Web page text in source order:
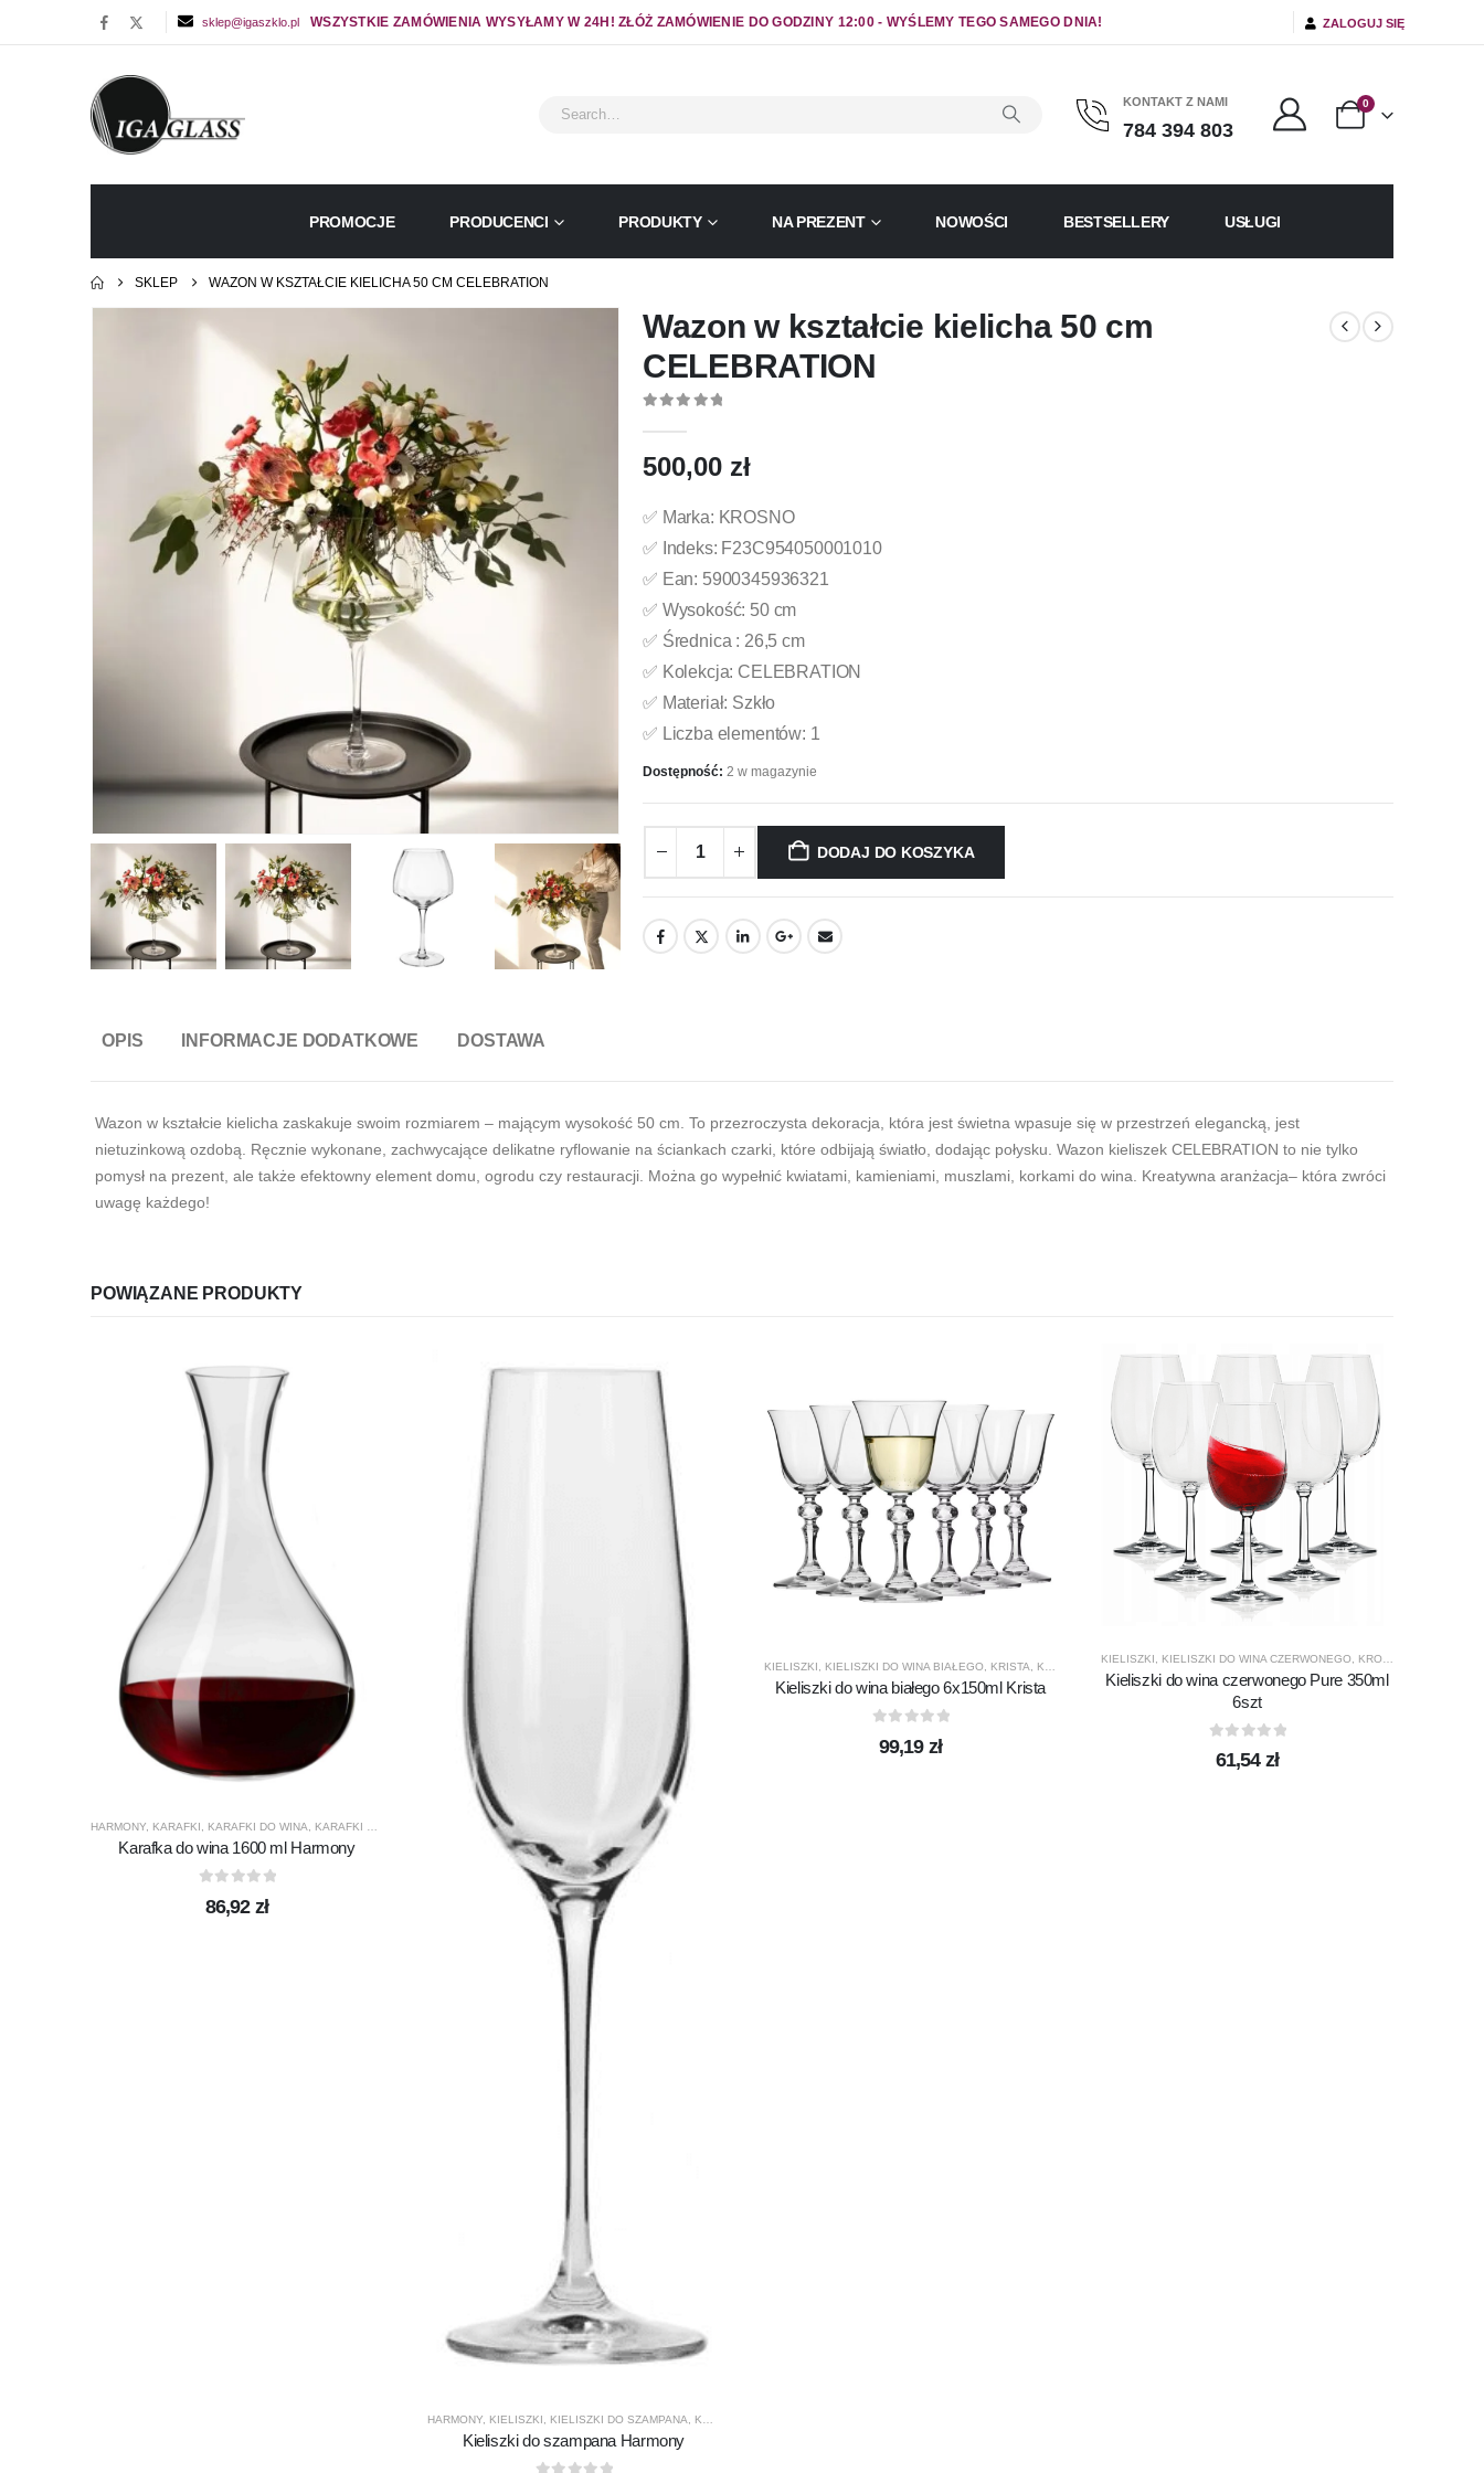
sklep@igaszklo.pl WSZYSTKIE ZAMÓWIENIA WYSYŁAMY W 24H! ZŁÓŻ ZAMÓWIENIE DO GODZINY 12:00 - WYŚLEMY TEGO SAMEGO DNIA! ZALOGUJ SIĘ
KONTAKT Z NAMI
784 394 803
0
PROMOCJE PRODUCENCI PRODUKTY NA PREZENT NOWOŚCI BESTSELLERY USŁUGI
SKLEP WAZON W KSZTAŁCIE KIELICHA 50 CM CELEBRATION
Wazon w kształcie kielicha 50 cm
CELEBRATION
500,00 zł
✅ Marka: KROSNO
✅ Indeks: F23C954050001010
✅ Ean: 5900345936321
✅ Wysokość: 50 cm
✅ Średnica : 26,5 cm
✅ Kolekcja: CELEBRATION
✅ Materiał: Szkło
✅ Liczba elementów: 1
Dostępność: 2 w magazynie
DODAJ DO KOSZYKA
OPIS INFORMACJE DODATKOWE DOSTAWA
Wazon w kształcie kielicha zaskakuje swoim rozmiarem – mającym wysokość 50 cm. To przezroczysta dekoracja, która jest świetna wpasuje się w przestrzeń elegancką, jest
nietuzinkową ozdobą. Ręcznie wykonane, zachwycające delikatne ryflowanie na ściankach czarki, które odbijają światło, dodając połysku. Wazon kieliszek CELEBRATION to nie tylko
pomysł na prezent, ale także efektowny element domu, ogrodu czy restauracji. Można go wypełnić kwiatami, kamieniami, muszlami, korkami do wina. Kreatywna aranżacja– która zwróci
uwagę każdego!
POWIĄZANE PRODUKTY
HARMONY KARAFKI KARAFKI DO WINA KARAFKI DO WODY KROSNO GLASS PRODUKTY
Karafka do wina 1600 ml Harmony
86,92 zł
HARMONY KIELISZKI KIELISZKI DO SZAMPANA KROSNO GLASS
Kieliszki do szampana Harmony
KIELISZKI, KIELISZKI DO WINA BIAŁEGO, KRISTA, KROSNO GLASS ,PRODUCENCI , PRODUKTY
Kieliszki do wina białego 6x150ml Krista
99,19 zł
KIELISZKI KIELISZKI DO WINA CZERWONEGO KROSNO GLASS
Kieliszki do wina czerwonego Pure 350ml
6szt
61,54 zł